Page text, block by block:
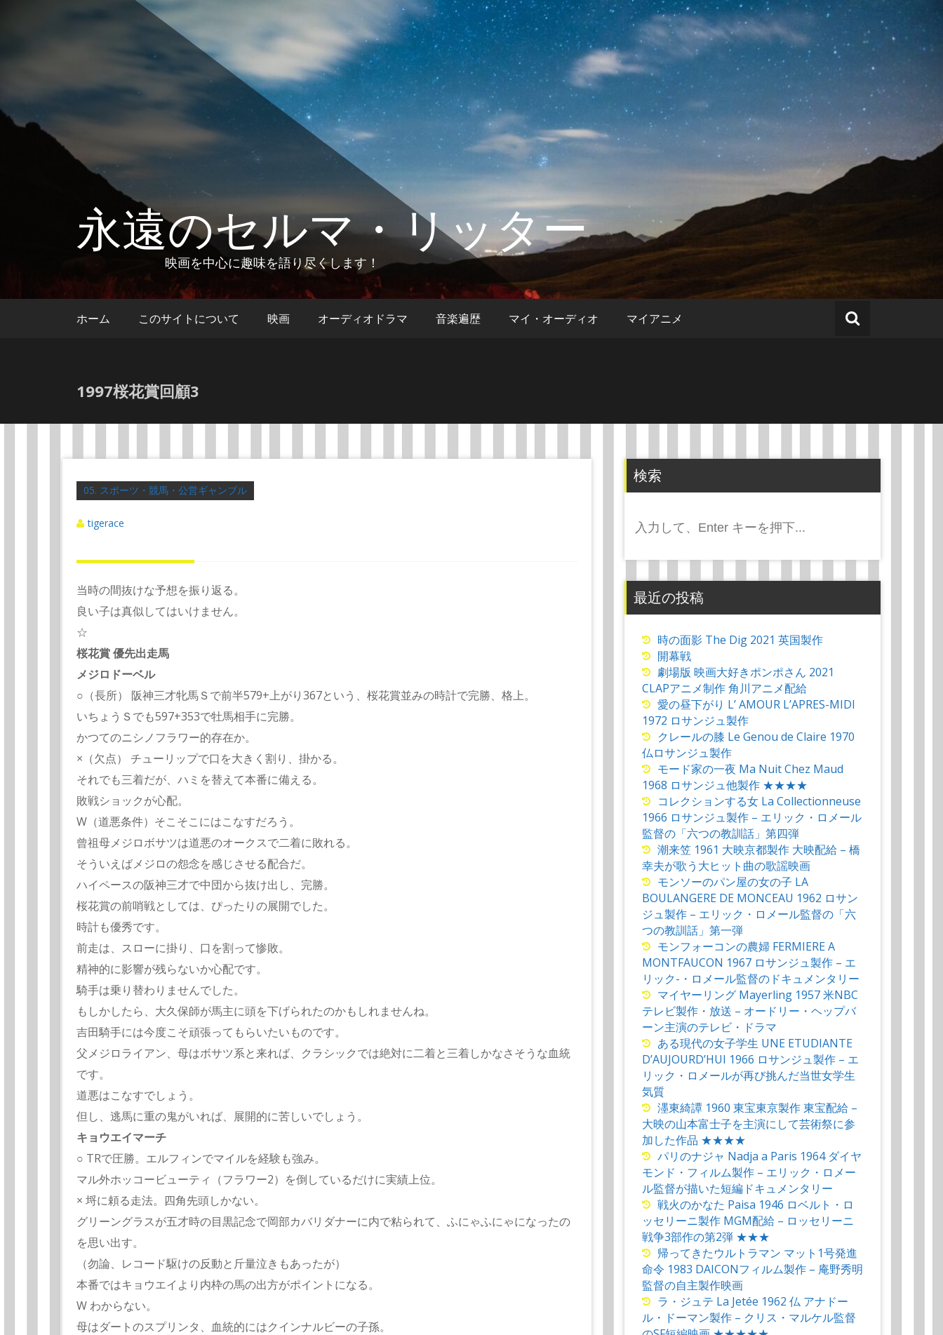
キ
永遠のセルマ・リッター
映画を中心に趣味を語り尽くします！
ホーム このサイトについて 映画 オーディオドラマ 音楽遍歴 マイ・オーディオ マイアニメ
1997桜花賞回顧3
05. スポーツ・競馬・公営ギャンブル
tigerace
当時の間抜けな予想を振り返る。
良い子は真似してはいけません。
☆
桜花賞 優先出走馬
メジロドーベル
○（長所） 阪神三才牝馬Ｓで前半579+上がり367という、桜花賞並みの時計で完勝、格上。
いちょうＳでも597+353で牡馬相手に完勝。
かつてのニシノフラワー的存在か。
×（欠点） チューリップで口を大きく割り、掛かる。
それでも三着だが、ハミを替えて本番に備える。
敗戦ショックが心配。
W（道悪条件）そこそこにはこなすだろう。
曾祖母メジロボサツは道悪のオークスで二着に敗れる。
そういえばメジロの怨念を感じさせる配合だ。
ハイペースの阪神三才で中団から抜け出し、完勝。
桜花賞の前哨戦としては、ぴったりの展開でした。
時計も優秀です。
前走は、スローに掛り、口を割って惨敗。
精神的に影響が残らないか心配です。
騎手は乗り替わりませんでした。
もしかしたら、大久保師が馬主に頭を下げられたのかもしれませんね。
吉田騎手には今度こそ頑張ってもらいたいものです。
父メジロライアン、母はボサツ系と来れば、クラシックでは絶対に二着と三着しかなさそうな血統
です。
道悪はこなすでしょう。
但し、逃馬に重の鬼がいれば、展開的に苦しいでしょう。
キョウエイマーチ
○ TRで圧勝。エルフィンでマイルを経験も強み。
マル外ホッコービューティ（フラワー2）を倒しているだけに実績上位。
× 埒に頼る走法。四角先頭しかない。
グリーングラスが五才時の目黒記念で岡部カバリダナーに内で粘られて、ふにゃふにゃになったの
を思い出す。
（勿論、レコード駆けの反動と斤量泣きもあったが）
本番ではキョウエイより内枠の馬の出方がポイントになる。
W わからない。
母はダートのスプリンタ、血統的にはクインナルビーの子孫。
検索
索:
最近の投稿
時の面影 The Dig 2021 英国製作
開幕戦
劇場版 映画大好きポンポさん 2021
CLAPアニメ制作 角川アニメ配給
愛の昼下がり L’ AMOUR L’APRES-MIDI
1972 ロサンジュ製作
クレールの膝 Le Genou de Claire 1970
仏ロサンジュ製作
モード家の一夜 Ma Nuit Chez Maud
1968 ロサンジュ他製作 ★★★★
コレクションする女 La Collectionneuse
1966 ロサンジュ製作 – エリック・ロメール
監督の「六つの教訓話」第四弾
潮来笠 1961 大映京都製作 大映配給 – 橋
幸夫が歌う大ヒット曲の歌謡映画
モンソーのパン屋の女の子 LA
BOULANGERE DE MONCEAU 1962 ロサン
ジュ製作 – エリック・ロメール監督の「六
つの教訓話」第一弾
モンフォーコンの農婦 FERMIERE A
MONTFAUCON 1967 ロサンジュ製作 – エ
リック-・ロメール監督のドキュメンタリー
マイヤーリング Mayerling 1957 米NBC
テレビ製作・放送 – オードリー・ヘップバ
ーン主演のテレビ・ドラマ
ある現代の女子学生 UNE ETUDIANTE
D’AUJOURD’HUI 1966 ロサンジュ製作 – エ
リック・ロメールが再び挑んだ当世女学生
気質
濹東綺譚 1960 東宝東京製作 東宝配給 –
大映の山本富士子を主演にして芸術祭に参
加した作品 ★★★★
パリのナジャ Nadja a Paris 1964 ダイヤ
モンド・フィルム製作 – エリック・ロメー
ル監督が描いた短編ドキュメンタリー
戦火のかなた Paisa 1946 ロベルト・ロ
ッセリーニ製作 MGM配給 – ロッセリーニ
戦争3部作の第2弾 ★★★
帰ってきたウルトラマン マット1号発進
命令 1983 DAICONフィルム製作 – 庵野秀明
監督の自主製作映画
ラ・ジュテ La Jetée 1962 仏 アナドー
ル・ドーマン製作 – クリス・マルケル監督